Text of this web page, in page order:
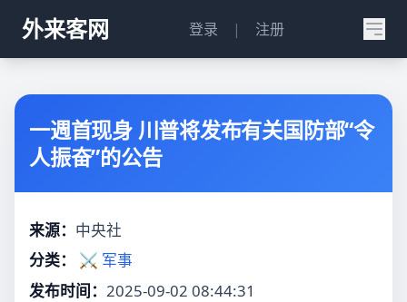
外来客网 登录 | 注册
一週首现身 川普将发布有关国防部“令
人振奋”的公告
来源： 中央社
分类：
⚔️ 军事
发布时间： 2025-09-02 08:44:31